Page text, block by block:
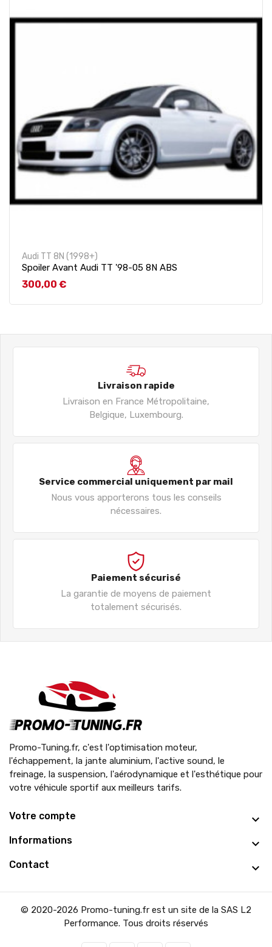
Audi TT 8N (1998+)
Spoiler Avant Audi TT '98-05 8N ABS
Prix
300,00 €
Livraison rapide
Livraison en France Métropolitaine,
Belgique, Luxembourg.
Service commercial uniquement par mail
Nous vous apporterons tous les conseils
nécessaires.
Paiement sécurisé
La garantie de moyens de paiement
totalement sécurisés.
Promo-Tuning.fr, c'est l'optimisation moteur,
l'échappement, la jante aluminium, l'active sound, le
freinage, la suspension, l'aérodynamique et l'esthétique pour
votre véhicule sportif aux meilleurs tarifs.
Votre compte
Informations
Contact
© 2020-2026 Promo-tuning.fr est un site de la SAS L2
Performance. Tous droits réservés